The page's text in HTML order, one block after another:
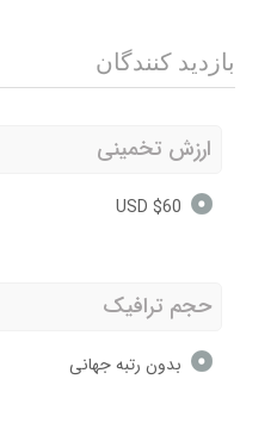
بازدید کنندگان
ارزش تخمینی
$60 USD
حجم ترافیک
بدون رتبه جهانی